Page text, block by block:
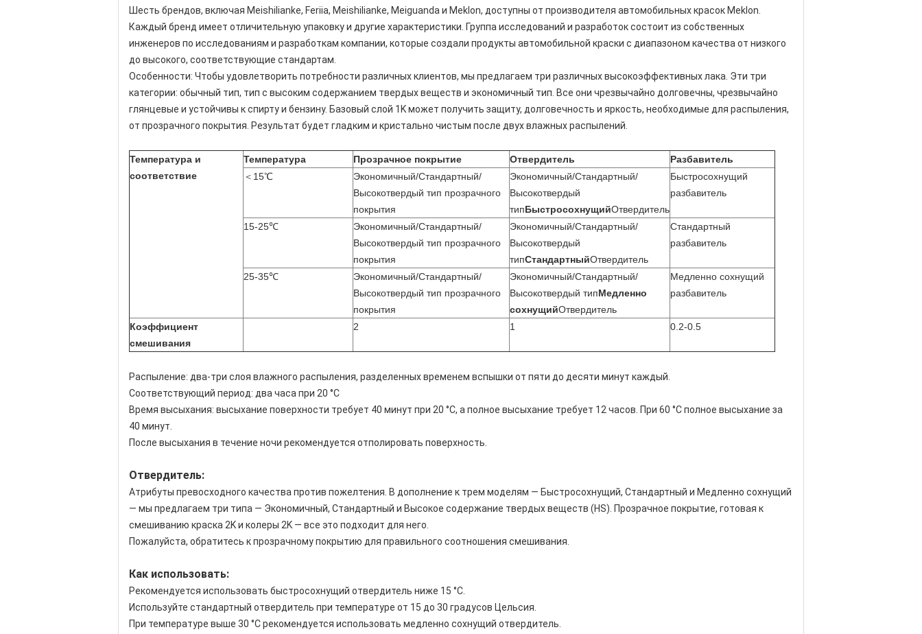
Шесть брендов, включая Meishilianke, Feriia, Meishilianke, Meiguanda и Meklon, доступны от производителя автомобильных красок Meklon.
Каждый бренд имеет отличительную упаковку и другие характеристики. Группа исследований и разработок состоит из собственных
инженеров по исследованиям и разработкам компании, которые создали продукты автомобильной краски с диапазоном качества от низкого
до высокого, соответствующие стандартам.
Особенности: Чтобы удовлетворить потребности различных клиентов, мы предлагаем три различных высокоэффективных лака. Эти три
категории: обычный тип, тип с высоким содержанием твердых веществ и экономичный тип. Все они чрезвычайно долговечны, чрезвычайно
глянцевые и устойчивы к спирту и бензину. Базовый слой 1K может получить защиту, долговечность и яркость, необходимые для распыления,
от прозрачного покрытия. Результат будет гладким и кристально чистым после двух влажных распылений.
Температура и
соответствие
Температура Прозрачное покрытие Отвердитель
Разбавитель
＜15℃
Экономичный/Стандартный/
Высокотвердый тип прозрачного
покрытия
Экономичный/Стандартный/
Высокотвердый
типБыстросохнущийОтвердитель
Быстросохнущий
разбавитель
15-25℃
Экономичный/Стандартный/
Высокотвердый тип прозрачного
покрытия
Экономичный/Стандартный/
Высокотвердый
типСтандартныйОтвердитель
Стандартный
разбавитель
25-35℃
Экономичный/Стандартный/
Высокотвердый тип прозрачного
покрытия
Экономичный/Стандартный/
Высокотвердый типМедленно
сохнущийОтвердитель
Медленно сохнущий
разбавитель
Коэффициент
смешивания
2 1 0.2-0.5
Распыление: два-три слоя влажного распыления, разделенных временем вспышки от пяти до десяти минут каждый.
Соответствующий период: два часа при 20 °C
Время высыхания: высыхание поверхности требует 40 минут при 20 °C, а полное высыхание требует 12 часов. При 60 °C полное высыхание за
40 минут.
После высыхания в течение ночи рекомендуется отполировать поверхность.
Отвердитель:
Атрибуты превосходного качества против пожелтения. В дополнение к трем моделям — Быстросохнущий, Стандартный и Медленно сохнущий
— мы предлагаем три типа — Экономичный, Стандартный и Высокое содержание твердых веществ (HS). Прозрачное покрытие, готовая к
смешиванию краска 2K и колеры 2K — все это подходит для него.
Пожалуйста, обратитесь к прозрачному покрытию для правильного соотношения смешивания.
Как использовать:
Рекомендуется использовать быстросохнущий отвердитель ниже 15 °C.
Используйте стандартный отвердитель при температуре от 15 до 30 градусов Цельсия.
При температуре выше 30 °C рекомендуется использовать медленно сохнущий отвердитель.